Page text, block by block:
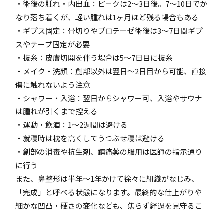
・術後の腫れ・内出血：ピークは2～3日後。7～10日でか
なり落ち着くが、軽い腫れは1ヶ月ほど残る場合もある
・ギプス固定：骨切りやプロテーゼ術後は3～7日間ギプ
スやテープ固定が必要
・抜糸：皮膚切開を伴う場合は5～7日目に抜糸
・メイク・洗顔：創部以外は翌日～2日目から可能、直接
傷に触れないよう注意
・シャワー・入浴：翌日からシャワー可、入浴やサウナ
は腫れが引くまで控える
・運動・飲酒：1～2週間は避ける
・就寝時は枕を高くしてうつぶせ寝は避ける
・創部の消毒や抗生剤、鎮痛薬の服用は医師の指示通り
に行う
また、鼻整形は半年～1年かけて徐々に組織がなじみ、
「完成」と呼べる状態になります。最終的な仕上がりや
細かな凹凸・硬さの変化なども、焦らず経過を見守るこ